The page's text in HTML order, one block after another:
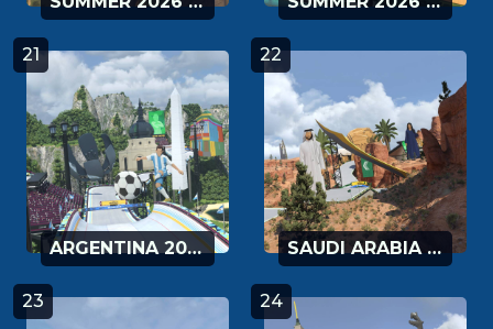
21
ARGENTINA 2026
22
SAUDI ARABIA 2026
23 24